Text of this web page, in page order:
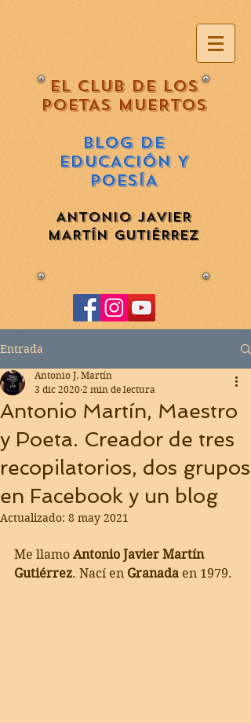
EL CLUB DE LOS
POETAS MUERTOS
BLOG DE
EDUCACIÓN Y
POESÍA
ANTONIO JAVIER
MARTÍN GUTIÉRREZ
Entrada
Antonio Martín, Maestro
y Poeta. Creador de tres
recopilatorios, dos grupos
en Facebook y un blog
Antonio J. Martín
3 dic 2020 2 min de lectura
Actualizado: 8 may 2021
Me llamo Antonio Javier Martín
Gutiérrez. Nací en Granada en 1979.